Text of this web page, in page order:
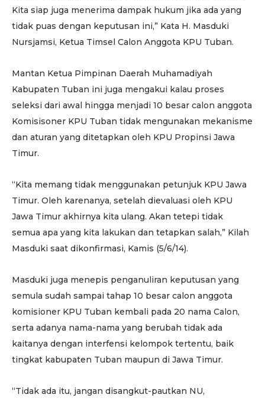
Kita siap juga menerima dampak hukum jika ada yang
tidak puas dengan keputusan ini,” Kata H. Masduki
Nursjamsi, Ketua Timsel Calon Anggota KPU Tuban.
Mantan Ketua Pimpinan Daerah Muhamadiyah
Kabupaten Tuban ini juga mengakui kalau proses
seleksi dari awal hingga menjadi 10 besar calon anggota
Komisisoner KPU Tuban tidak mengunakan mekanisme
dan aturan yang ditetapkan oleh KPU Propinsi Jawa
Timur.
“Kita memang tidak menggunakan petunjuk KPU Jawa
Timur. Oleh karenanya, setelah dievaluasi oleh KPU
Jawa Timur akhirnya kita ulang. Akan tetepi tidak
semua apa yang kita lakukan dan tetapkan salah,” Kilah
Masduki saat dikonfirmasi, Kamis (5/6/14).
Masduki juga menepis penganuliran keputusan yang
semula sudah sampai tahap 10 besar calon anggota
komisioner KPU Tuban kembali pada 20 nama Calon,
serta adanya nama-nama yang berubah tidak ada
kaitanya dengan interfensi kelompok tertentu, baik
tingkat kabupaten Tuban maupun di Jawa Timur.
“Tidak ada itu, jangan disangkut-pautkan NU,